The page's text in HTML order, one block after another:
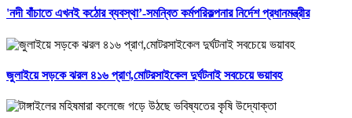
'নদী বাঁচাতে এখনই কঠোর ব্যবস্থা’-সমন্বিত কর্মপরিকল্পনার নির্দেশ প্রধানমন্ত্রীর
জুলাইয়ে সড়কে ঝরল ৪১৬ প্রাণ,মোটরসাইকেল দুর্ঘটনাই সবচেয়ে ভয়াবহ